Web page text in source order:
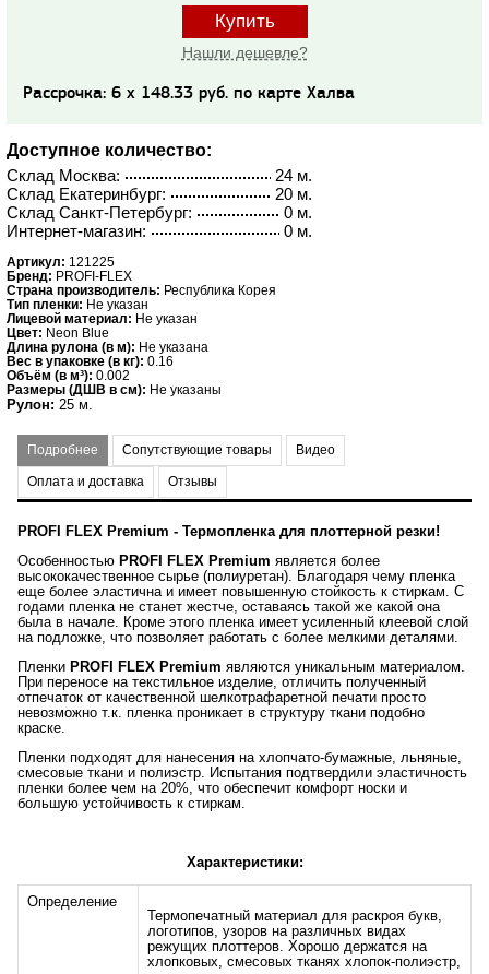
Купить
Нашли дешевле?
Рассрочка: 6 x 148.33 руб. по карте Халва
Доступное количество:
24 м.
Склад Москва:
20 м.
Склад Екатеринбург:
0 м.
Склад Санкт-Петербург:
0 м.
Интернет-магазин:
Артикул: 121225
Бренд: PROFI-FLEX
Страна производитель: Республика Корея
Тип пленки: Не указан
Лицевой материал: Не указан
Цвет: Neon Blue
Длина рулона (в м): Не указана
Вес в упаковке (в кг): 0.16
Объём (в м³): 0.002
Размеры (ДШВ в см): Не указаны
Рулон: 25 м.
Подробнее Сопутствующие товары Видео
Оплата и доставка Отзывы
PROFI FLEX Premium - Термопленка для плоттерной резки!
Особенностью PROFI FLEX Premium является более
высококачественное сырье (полиуретан). Благодаря чему пленка
еще более эластична и имеет повышенную стойкость к стиркам. С
годами пленка не станет жестче, оставаясь такой же какой она
была в начале. Кроме этого пленка имеет усиленный клеевой слой
на подложке, что позволяет работать с более мелкими деталями.
Пленки PROFI FLEX Premium являются уникальным материалом.
При переносе на текстильное изделие, отличить полученный
отпечаток от качественной шелкотрафаретной печати просто
невозможно т.к. пленка проникает в структуру ткани подобно
краске.
Пленки подходят для нанесения на хлопчато-бумажные, льняные,
смесовые ткани и полиэстр. Испытания подтвердили эластичность
пленки более чем на 20%, что обеспечит комфорт носки и
большую устойчивость к стиркам.
Характеристики:
Определение
Термопечатный материал для раскроя букв,
логотипов, узоров на различных видах
режущих плоттеров. Хорошо держатся на
хлопковых, смесовых тканях хлопок-полиэстр,